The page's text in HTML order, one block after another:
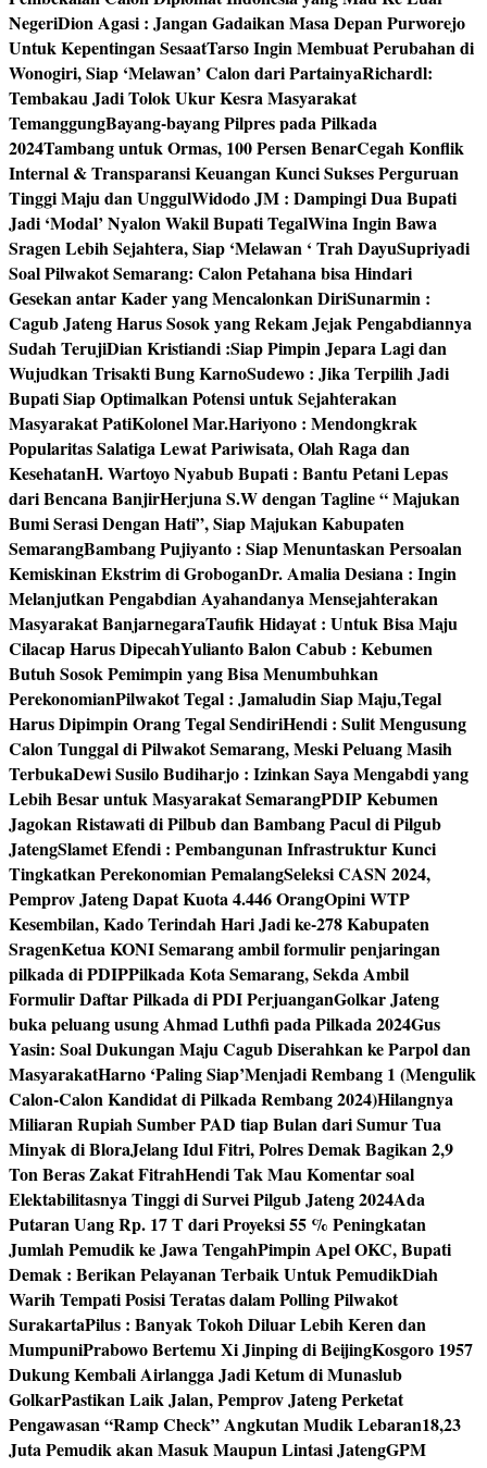
NegeriDion Agasi : Jangan Gadaikan Masa Depan Purworejo
Untuk Kepentingan SesaatTarso Ingin Membuat Perubahan di
Wonogiri, Siap ‘Melawan’ Calon dari PartainyaRichardl:
Tembakau Jadi Tolok Ukur Kesra Masyarakat
TemanggungBayang-bayang Pilpres pada Pilkada
2024Tambang untuk Ormas, 100 Persen BenarCegah Konflik
Internal & Transparansi Keuangan Kunci Sukses Perguruan
Tinggi Maju dan UnggulWidodo JM : Dampingi Dua Bupati
Jadi ‘Modal’ Nyalon Wakil Bupati TegalWina Ingin Bawa
Sragen Lebih Sejahtera, Siap ‘Melawan ‘ Trah DayuSupriyadi
Soal Pilwakot Semarang: Calon Petahana bisa Hindari
Gesekan antar Kader yang Mencalonkan DiriSunarmin :
Cagub Jateng Harus Sosok yang Rekam Jejak Pengabdiannya
Sudah TerujiDian Kristiandi :Siap Pimpin Jepara Lagi dan
Wujudkan Trisakti Bung KarnoSudewo : Jika Terpilih Jadi
Bupati Siap Optimalkan Potensi untuk Sejahterakan
Masyarakat PatiKolonel Mar.Hariyono : Mendongkrak
Popularitas Salatiga Lewat Pariwisata, Olah Raga dan
KesehatanH. Wartoyo Nyabub Bupati : Bantu Petani Lepas
dari Bencana BanjirHerjuna S.W dengan Tagline “ Majukan
Bumi Serasi Dengan Hati”, Siap Majukan Kabupaten
SemarangBambang Pujiyanto : Siap Menuntaskan Persoalan
Kemiskinan Ekstrim di GroboganDr. Amalia Desiana : Ingin
Melanjutkan Pengabdian Ayahandanya Mensejahterakan
Masyarakat BanjarnegaraTaufik Hidayat : Untuk Bisa Maju
Cilacap Harus DipecahYulianto Balon Cabub : Kebumen
Butuh Sosok Pemimpin yang Bisa Menumbuhkan
PerekonomianPilwakot Tegal : Jamaludin Siap Maju,Tegal
Harus Dipimpin Orang Tegal SendiriHendi : Sulit Mengusung
Calon Tunggal di Pilwakot Semarang, Meski Peluang Masih
TerbukaDewi Susilo Budiharjo : Izinkan Saya Mengabdi yang
Lebih Besar untuk Masyarakat SemarangPDIP Kebumen
Jagokan Ristawati di Pilbub dan Bambang Pacul di Pilgub
JatengSlamet Efendi : Pembangunan Infrastruktur Kunci
Tingkatkan Perekonomian PemalangSeleksi CASN 2024,
Pemprov Jateng Dapat Kuota 4.446 OrangOpini WTP
Kesembilan, Kado Terindah Hari Jadi ke-278 Kabupaten
SragenKetua KONI Semarang ambil formulir penjaringan
pilkada di PDIPPilkada Kota Semarang, Sekda Ambil
Formulir Daftar Pilkada di PDI PerjuanganGolkar Jateng
buka peluang usung Ahmad Luthfi pada Pilkada 2024Gus
Yasin: Soal Dukungan Maju Cagub Diserahkan ke Parpol dan
MasyarakatHarno ‘Paling Siap’Menjadi Rembang 1 (Mengulik
Calon-Calon Kandidat di Pilkada Rembang 2024)Hilangnya
Miliaran Rupiah Sumber PAD tiap Bulan dari Sumur Tua
Minyak di BloraJelang Idul Fitri, Polres Demak Bagikan 2,9
Ton Beras Zakat FitrahHendi Tak Mau Komentar soal
Elektabilitasnya Tinggi di Survei Pilgub Jateng 2024Ada
Putaran Uang Rp. 17 T dari Proyeksi 55 % Peningkatan
Jumlah Pemudik ke Jawa TengahPimpin Apel OKC, Bupati
Demak : Berikan Pelayanan Terbaik Untuk PemudikDiah
Warih Tempati Posisi Teratas dalam Polling Pilwakot
SurakartaPilus : Banyak Tokoh Diluar Lebih Keren dan
MumpuniPrabowo Bertemu Xi Jinping di BeijingKosgoro 1957
Dukung Kembali Airlangga Jadi Ketum di Munaslub
GolkarPastikan Laik Jalan, Pemprov Jateng Perketat
Pengawasan “Ramp Check” Angkutan Mudik Lebaran18,23
Juta Pemudik akan Masuk Maupun Lintasi JatengGPM